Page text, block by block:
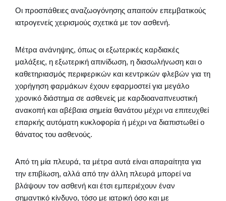
Οι προσπάθειες αναζωογόνησης απαιτούν επεμβατικούς
ιατρογενείς χειρισμούς σχετικά με τον ασθενή.
Μέτρα ανάνηψης, όπως οι εξωτερικές καρδιακές
μαλάξεις, η εξωτερική απινίδωση, η διασωλήνωση και ο
καθετηριασμός περιφερικών και κεντρικών φλεβών για τη
χορήγηση φαρμάκων έχουν εφαρμοστεί για μεγάλο
χρονικό διάστημα σε ασθενείς με καρδιοαναπνευστική
ανακοπή και αβέβαια σημεία θανάτου μέχρι να επιτευχθεί
επαρκής αυτόματη κυκλοφορία ή μέχρι να διαπιστωθεί ο
θάνατος του ασθενούς.
Από τη μία πλευρά, τα μέτρα αυτά είναι απαραίτητα για
την επιβίωση, αλλά από την άλλη πλευρά μπορεί να
βλάψουν τον ασθενή και έτσι εμπεριέχουν έναν
σημαντικό κίνδυνο, τόσο με ιατρική όσο και με